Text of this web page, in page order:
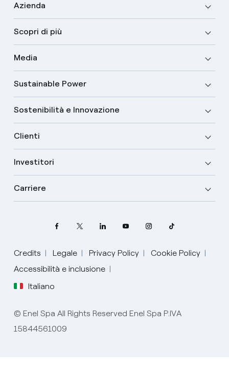
Azienda
Scopri di più
Media
Sustainable Power
Sostenibilità e Innovazione
Clienti
Investitori
Carriere
Credits Legale Privacy Policy
Cookie Policy
Accessibilità e inclusione
Italiano
Inglese
Portoghese
© Enel Spa All Rights Reserved Enel Spa P.IVA
15844561009